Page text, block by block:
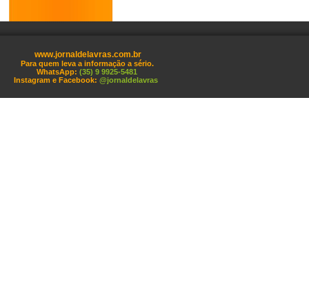
www.jornaldelavras.com.br
Para quem leva a informação a sério.
WhatsApp: (35) 9 9925-5481
Instagram e Facebook: @jornaldelavras